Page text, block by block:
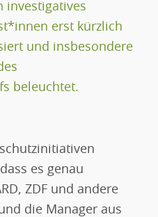
investigatives
erst kürzlich
und insbesondere
beleuchtet.
es genau
ZDF und andere
die Manager aus